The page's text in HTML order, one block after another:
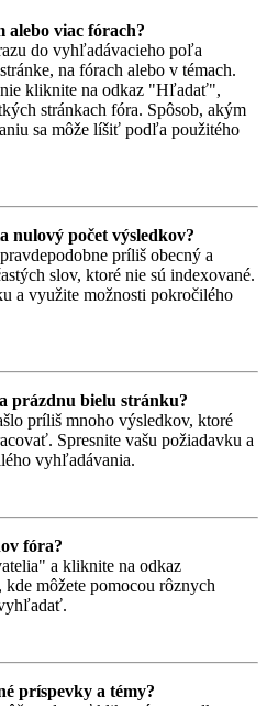
viac fórach?
do vyhľadávacieho poľa
na fórach alebo v témach.
kliknite na odkaz "Hľadať",
stránkach fóra. Spôsob, akým
sa môže líšiť podľa použitého
nulový počet výsledkov?
príliš obecný a
slov, ktoré nie sú indexované.
a využite možnosti pokročilého
prázdnu bielu stránku?
príliš mnoho výsledkov, ktoré
Spresnite vašu požiadavku a
vyhľadávania.
fóra?
a kliknite na odkaz
môžete pomocou rôznych
príspevky a témy?